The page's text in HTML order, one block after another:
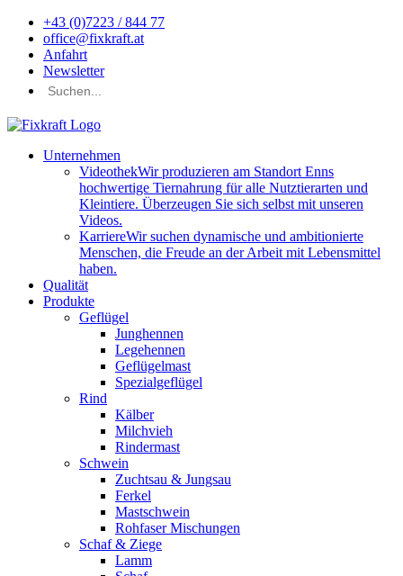
+43 (0)7223 / 844 77
office@fixkraft.at
Anfahrt
Newsletter
Unternehmen
VideothekWir produzieren am Standort Enns
hochwertige Tiernahrung für alle Nutztierarten und
Kleintiere. Überzeugen Sie sich selbst mit unseren
Videos.
KarriereWir suchen dynamische und ambitionierte
Menschen, die Freude an der Arbeit mit Lebensmittel
haben.
Qualität
Produkte
Geflügel
Junghennen
Legehennen
Geflügelmast
Spezialgeflügel
Rind
Kälber
Milchvieh
Rindermast
Schwein
Zuchtsau & Jungsau
Ferkel
Mastschwein
Rohfaser Mischungen
Schaf & Ziege
Lamm